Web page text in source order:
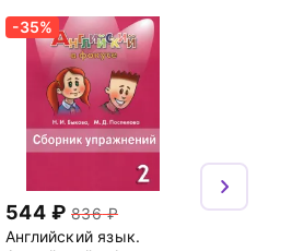
-35%
544
836
Английский язык.